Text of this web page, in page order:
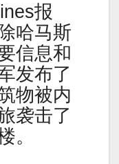
报
哈马斯
信息和
发布了
物被内
袭击了
。